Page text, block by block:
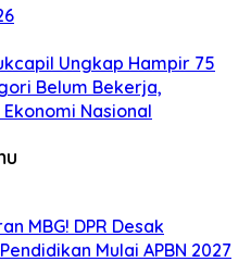
Ungkap Hampir 75
Belum Bekerja,
Nasional
MBG! DPR Desak
Mulai APBN 2027